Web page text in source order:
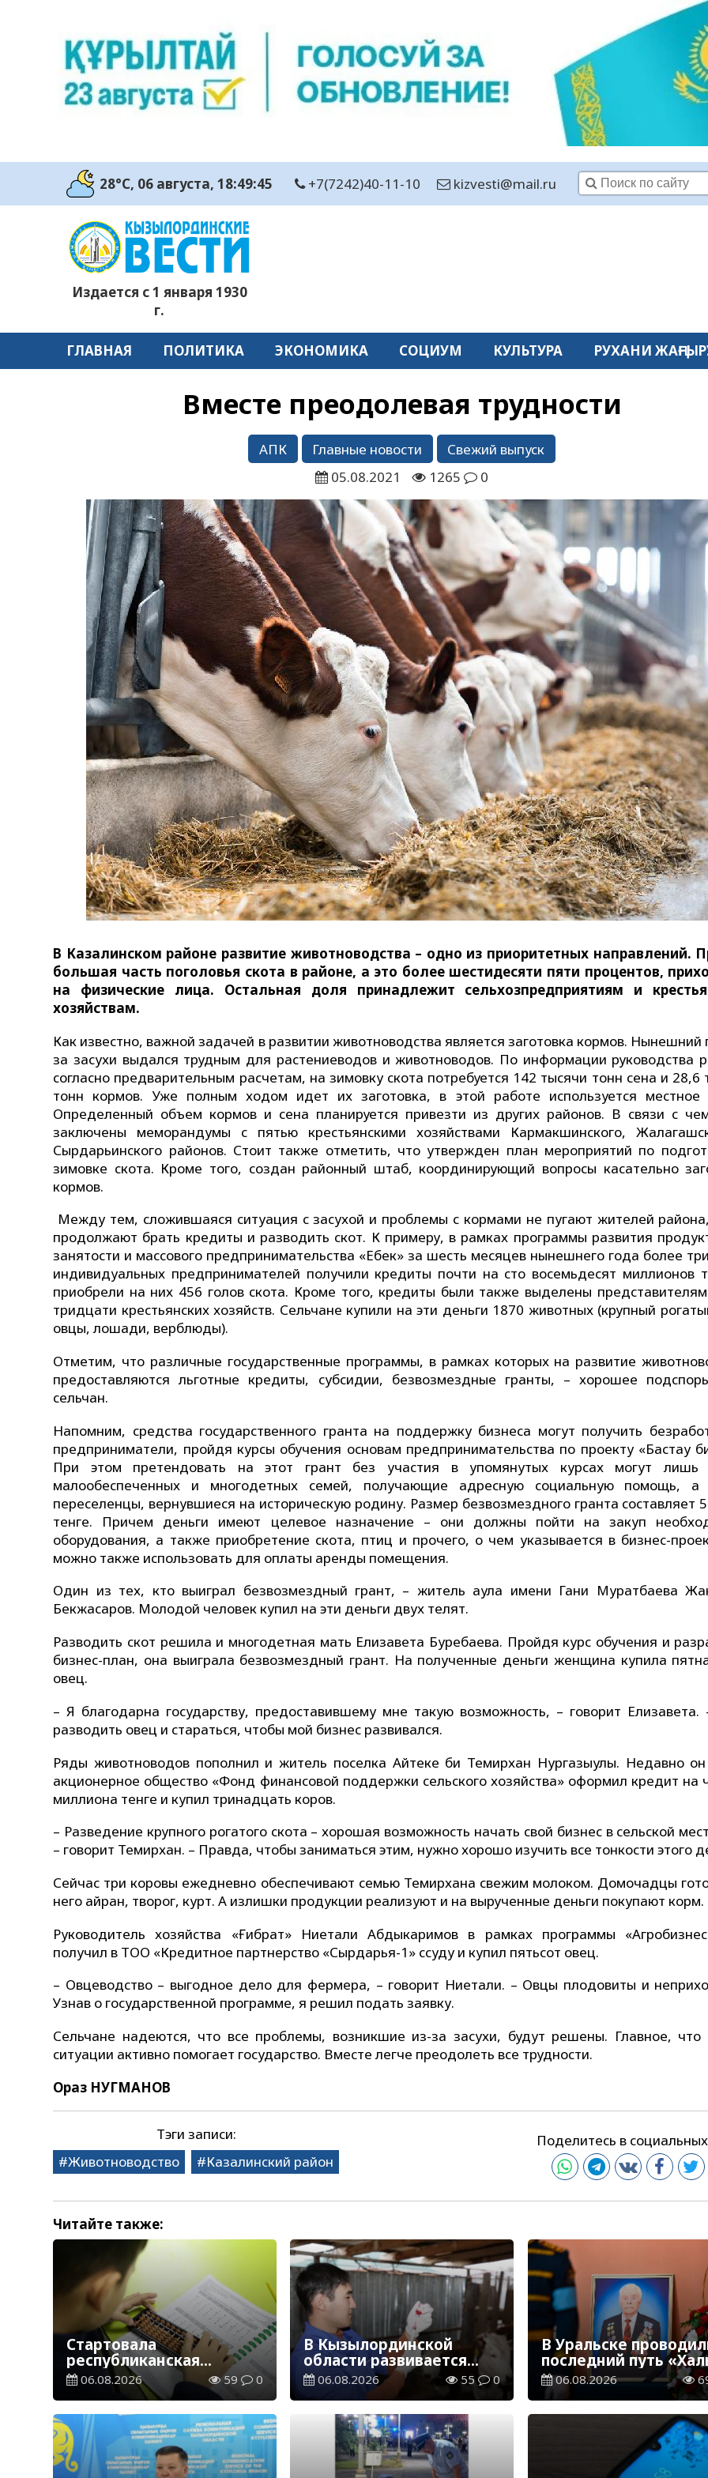
28°C, 06 августа, 18:49:46 +7(7242)40-11-10 kizvesti@mail.ru
Издается с 1 января 1930
г.
ГЛАВНАЯ ПОЛИТИКА ЭКОНОМИКА СОЦИУМ КУЛЬТУРА РУХАНИ
Вместе преодолевая трудности
АПК Главные новости
Свежий выпуск
05.08.2021
1265 0
В Казалинском районе развитие животноводства – одно из приоритетных направлений.
большая часть поголовья скота в районе, а это более шестидесяти пяти процентов,
на физические лица. Остальная доля принадлежит сельхозпредприятиям и
хозяйствам.
Как известно, важной задачей в развитии животноводства является заготовка кормов. Нынешний
за засухи выдался трудным для растениеводов и животноводов. По информации руководства
согласно предварительным расчетам, на зимовку скота потребуется 142 тысячи тонн сена и 28,6
тонн кормов. Уже полным ходом идет их заготовка, в этой работе используется местное
Определенный объем кормов и сена планируется привезти из других районов. В связи с
заключены меморандумы с пятью крестьянскими хозяйствами Кармакшинского,
Сырдарьинского районов. Стоит также отметить, что утвержден план мероприятий по
зимовке скота. Кроме того, создан районный штаб, координирующий вопросы касательно
кормов.
Между тем, сложившаяся ситуация с засухой и проблемы с кормами не пугают жителей
продолжают брать кредиты и разводить скот. К примеру, в рамках программы развития
занятости и массового предпринимательства «Еңбек» за шесть месяцев нынешнего года более
индивидуальных предпринимателей получили кредиты почти на сто восемьдесят миллионов
приобрели на них 456 голов скота. Кроме того, кредиты были также выделены
тридцати крестьянских хозяйств. Сельчане купили на эти деньги 1870 животных (крупный
овцы, лошади, верблюды).
Отметим, что различные государственные программы, в рамках которых на развитие
предоставляются льготные кредиты, субсидии, безвозмездные гранты, – хорошее
сельчан.
Напомним, средства государственного гранта на поддержку бизнеса могут получить
предприниматели, пройдя курсы обучения основам предпринимательства по проекту «Бастау
При этом претендовать на этот грант без участия в упомянутых курсах могут лишь
малообеспеченных и многодетных семей, получающие адресную социальную помощь, а
переселенцы, вернувшиеся на историческую родину. Размер безвозмездного гранта составляет
тенге. Причем деньги имеют целевое назначение – они должны пойти на закуп
оборудования, а также приобретение скота, птиц и прочего, о чем указывается в бизнес-
можно также использовать для оплаты аренды помещения.
Один из тех, кто выиграл безвозмездный грант, – житель аула имени Гани Муратбаева
Бекжасаров. Молодой человек купил на эти деньги двух телят.
Разводить скот решила и многодетная мать Елизавета Буребаева. Пройдя курс обучения и
бизнес-план, она выиграла безвозмездный грант. На полученные деньги женщина купила
овец.
– Я благодарна государству, предоставившему мне такую возможность, – говорит Елизавета.
разводить овец и стараться, чтобы мой бизнес развивался.
Ряды животноводов пополнил и житель поселка Айтеке би Темирхан Нургазыулы. Недавно
акционерное общество «Фонд финансовой поддержки сельского хозяйства» оформил кредит на
миллиона тенге и купил тринадцать коров.
– Разведение крупного рогатого скота – хорошая возможность начать свой бизнес в сельской
– говорит Темирхан. – Правда, чтобы заниматься этим, нужно хорошо изучить все тонкости этого
Сейчас три коровы ежедневно обеспечивают семью Темирхана свежим молоком. Домочадцы
него айран, творог, курт. А излишки продукции реализуют и на вырученные деньги покупают корм.
Руководитель хозяйства «Ғибрат» Ниетали Абдыкаримов в рамках программы
получил в ТОО «Кредитное партнерство «Сырдарья-1» ссуду и купил пятьсот овец.
– Овцеводство – выгодное дело для фермера, – говорит Ниетали. – Овцы плодовиты и
Узнав о государственной программе, я решил подать заявку.
Сельчане надеются, что все проблемы, возникшие из-за засухи, будут решены. Главное, что
ситуации активно помогает государство. Вместе легче преодолеть все трудности.
Ораз НУГМАНОВ
Тэги записи:
Животноводство
Казалинский район
Поделитесь в
Читайте также:
Стартовала
республиканская
благотворительная
акция «Дорога в школу»
06.08.2026 59 0
В Кызылординской
области развивается
ветеринарная отрасль
06.08.2026 55 0
В Уральске
последний путь
Қаһарманы» Ивана
Степановича Гапича
06.08.2026